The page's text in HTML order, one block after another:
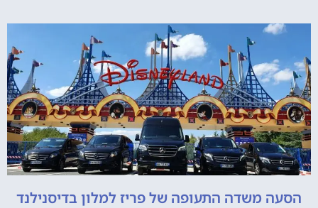
הסעה משדה התעופה של פריז למלון בדיסנילנד